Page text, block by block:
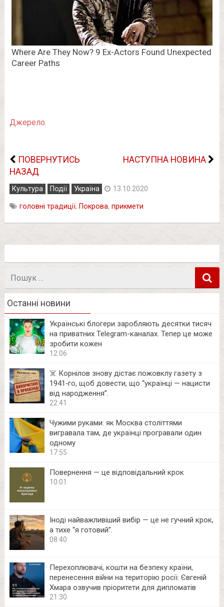
Джерело.
ПОВЕРНУТИСЬ
НАЗАД
НАСТУПНА НОВИНА
Культура Події Україна 13.10.2020
головні традиції, Покрова, прикмети
Останні новини
Українські блогери заробляють десятки тисяч
на приватних Telegram-каналах. Тепер це може
зробити кожен
12:06
☠️ Корнілов знову дістає пожовклу газету з
1941‑го, щоб довести, що “українці — нацисти
від народження”.
22:41
Чужими руками: як Москва століттями
вигравала там, де українці програвали один
одному
17:55
Повернення — це відповідальний крок
10:01
Іноді найважливіший вибір — це не гучний крок,
а тихе “я готовий”.
08:40
Перехоплювачі, кошти на безпеку країни,
перенесення війни на територію росії: Євгеній
Хмара озвучив пріоритети для дипломатів
21:30